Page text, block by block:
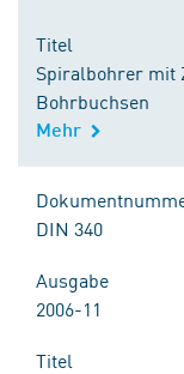
Titel
Spiralbohrer mit
Bohrbuchsen
Mehr
DIN 340
Ausgabe
2006-11
Titel